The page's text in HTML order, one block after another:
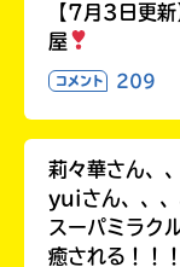
【7月3日更新
屋
コメント 209
莉々華さん、
yuiさん、、、
スーパミラク
癒される！！！